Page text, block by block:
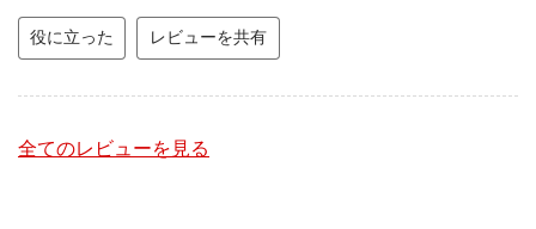
役に立った レビューを共有
全てのレビューを見る